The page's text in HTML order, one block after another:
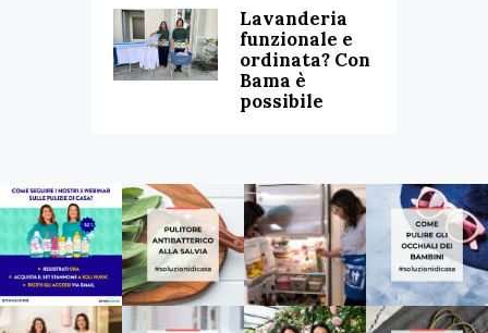
Lavanderia
funzionale e
ordinata? Con
Bama è
possibile